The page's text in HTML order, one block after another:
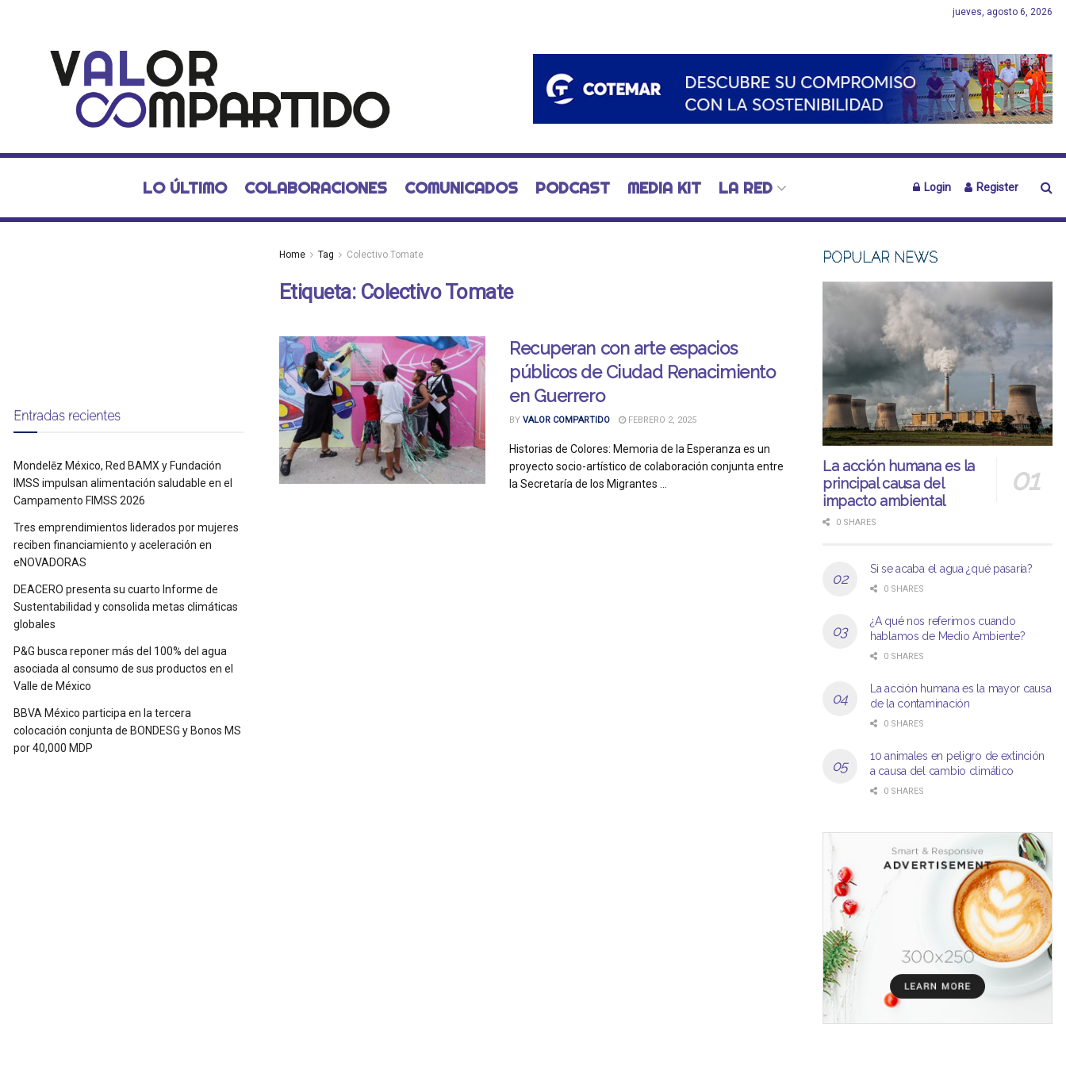
jueves, agosto 6, 2026
LO ÚLTIMO COLABORACIONES COMUNICADOS PODCAST MEDIA KIT LA RED Login Register
Home Tag Colectivo Tomate
Etiqueta: Colectivo Tomate
Recuperan con arte espacios
públicos de Ciudad Renacimiento
en Guerrero
BY VALOR COMPARTIDO FEBRERO 2, 2025
Historias de Colores: Memoria de la Esperanza es un
proyecto socio-artístico de colaboración conjunta entre
la Secretaría de los Migrantes ...
Entradas recientes
Mondelēz México, Red BAMX y Fundación
IMSS impulsan alimentación saludable en el
Campamento FIMSS 2026
Tres emprendimientos liderados por mujeres
reciben financiamiento y aceleración en
eNOVADORAS
DEACERO presenta su cuarto Informe de
Sustentabilidad y consolida metas climáticas
globales
P&G busca reponer más del 100% del agua
asociada al consumo de sus productos en el
Valle de México
BBVA México participa en la tercera
colocación conjunta de BONDESG y Bonos MS
por 40,000 MDP
POPULAR NEWS
La acción humana es la
principal causa del
impacto ambiental
0 SHARES
Si se acaba el agua ¿qué pasaría?
0 SHARES
¿A qué nos referimos cuando
hablamos de Medio Ambiente?
0 SHARES
La acción humana es la mayor causa
de la contaminación
0 SHARES
10 animales en peligro de extinción
a causa del cambio climático
0 SHARES